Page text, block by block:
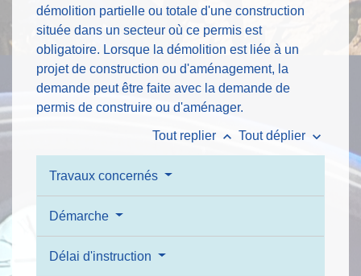
démolition partielle ou totale d'une construction
située dans un secteur où ce permis est
obligatoire. Lorsque la démolition est liée à un
projet de construction ou d'aménagement, la
demande peut être faite avec la demande de
permis de construire ou d'aménager.
Tout replier keyboard_arrow_up Tout déplier keyboard_arrow_down
Travaux concernés
Démarche
Délai d'instruction